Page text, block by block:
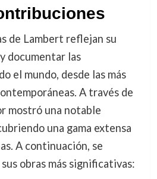
de Lambert reflejan su
documentar las
el mundo, desde las más
A través de
mostró una notable
una gama extensa
A continuación, se
obras más significativas: